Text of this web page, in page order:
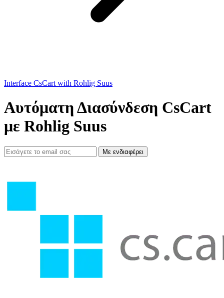
Interface CsCart with Rohlig Suus
Αυτόματη Διασύνδεση CsCart
με Rohlig Suus
Με ενδιαφέρει